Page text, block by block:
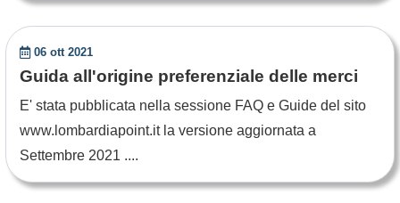
06 ott 2021
Guida all'origine preferenziale delle merci
E' stata pubblicata nella sessione FAQ e Guide del sito
www.lombardiapoint.it la versione aggiornata a
Settembre 2021 ....